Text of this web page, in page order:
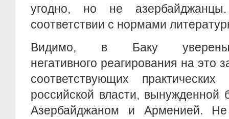
угодно, но не
соответствии с нормами
Видимо, в Баку
негативного реагирования на это
соответствующих
российской власти, вынужденной
Азербайджаном и Арменией.